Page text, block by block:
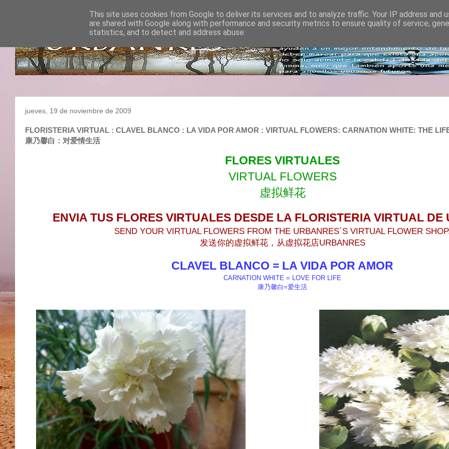
jueves, 19 de noviembre de 2009
FLORISTERIA VIRTUAL : CLAVEL BLANCO : LA VIDA POR AMOR : VIRTUAL FLOWERS: CARNATION WHITE: THE
康乃馨白：对爱情生活
FLORES VIRTUALES
VIRTUAL FLOWERS
虚拟鲜花
ENVIA TUS FLORES VIRTUALES DESDE LA FLORISTERIA VIRTUAL DE
SEND YOUR VIRTUAL FLOWERS FROM THE URBANRES´S VIRTUAL FLOWER
发送你的虚拟鲜花，从虚拟花店URBANRES
CLAVEL BLANCO = LA VIDA POR AMOR
CARNATION WHITE = LOVE FOR LIFE
康乃馨白=爱生活
This site uses cookies from Google to deliver its services and to analyze traffic. Your IP address and
are shared with Google along with performance and security metrics to ensure quality of service,
statistics, and to detect and address abuse.